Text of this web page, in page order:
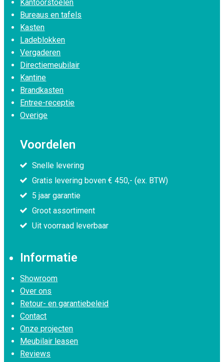
Kantoorstoelen
Bureaus en tafels
Kasten
Ladeblokken
Vergaderen
Directiemeubilair
Kantine
Brandkasten
Entree-receptie
Overige
Voordelen
Snelle levering
Gratis levering boven € 450,- (ex. BTW)
5 jaar garantie
Groot assortiment
Uit voorraad leverbaar
Informatie
Showroom
Over ons
Retour- en garantiebeleid
Contact
Onze projecten
Meubilair leasen
Reviews